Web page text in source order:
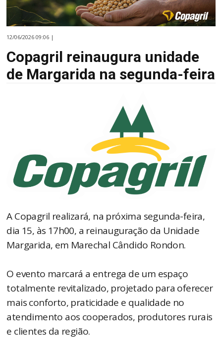
12/06/2026 09:06 |
Copagril reinaugura unidade
de Margarida na segunda-feira
A Copagril realizará, na próxima segunda-feira,
dia 15, às 17h00, a reinauguração da Unidade
Margarida, em Marechal Cândido Rondon.
O evento marcará a entrega de um espaço
totalmente revitalizado, projetado para oferecer
mais conforto, praticidade e qualidade no
atendimento aos cooperados, produtores rurais
e clientes da região.